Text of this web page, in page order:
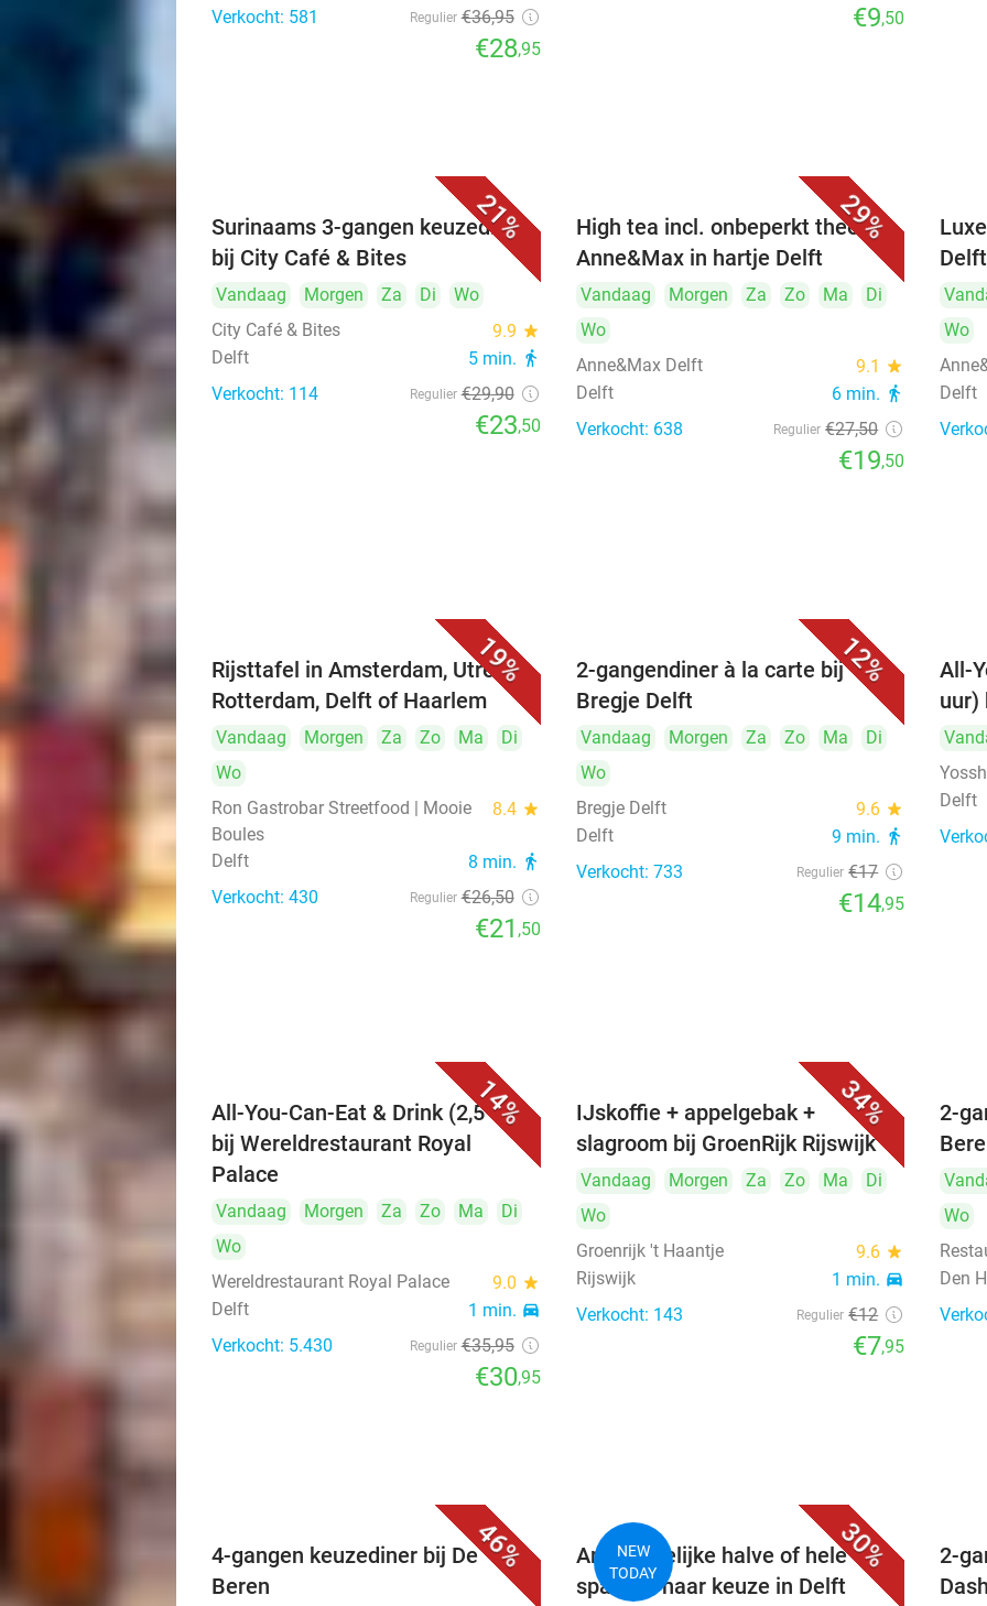
Verkocht: 581 Regulier €36,95
€28,95
€9,50
21%
Surinaams 3-gangen keuzediner
bij City Café & Bites
Vandaag Morgen Za Di
Wo
City Café & Bites
9.9 star
Delft 5 min. directions_walk
Verkocht: 114 Regulier €29,90
€23,50
29%
High tea incl. onbeperkt thee bij
Anne&Max in hartje Delft
Vandaag Morgen Za Zo Ma
Di
Wo
Anne&Max Delft
9.1 star
Delft 6 min. directions_walk
Verkocht: 638 Regulier €27,50
€19,50
Delft
Wo
Delft
19%
Rijsttafel in Amsterdam, Utrecht,
Rotterdam, Delft of Haarlem
Vandaag Morgen Za Zo Ma
Di
Wo
Ron Gastrobar Streetfood | Mooie
Boules
8.4 star
Delft 8 min. directions_walk
Verkocht: 430 Regulier €26,50
€21 ,50
12%
2-gangendiner à la carte bij
Bregje Delft
Vandaag Morgen Za Zo Ma
Di
Wo
Bregje Delft
9.6 star
Delft 9 min. directions_walk
Verkocht: 733 Regulier €17
€14,95
All-
uur)
Delft
14%
All-You-Can-Eat & Drink (2,5 uur)
bij Wereldrestaurant Royal
Palace
Vandaag Morgen Za Zo Ma
Di
Wo
Wereldrestaurant Royal Palace
9.0 star
Delft 1 min. directions_car
Verkocht: 5.430 Regulier €35,95
€30,95
34%
IJskoffie + appelgebak +
slagroom bij GroenRijk Rijswijk
Vandaag Morgen Za Zo Ma
Di
Wo
Groenrijk 't Haantje
9.6 star
Rijswijk 1 min. directions_car
Verkocht: 143 Regulier €12
€7,95
2-
Wo
Den
46%
4-gangen keuzediner bij De
Beren
30%
NEW
TODAY
Ambachtelijke halve of hele
sparerib naar keuze in Delft
2-